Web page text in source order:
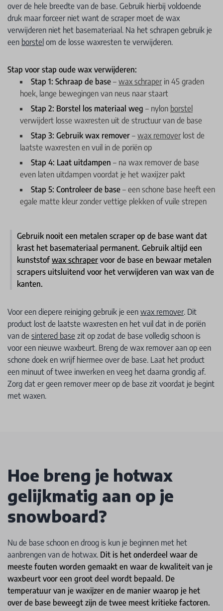
over de hele breedte van de base. Gebruik hierbij voldoende
druk maar forceer niet want de scraper moet de wax
verwijderen niet het basemateriaal. Na het schrapen gebruik je
een borstel om de losse waxresten te verwijderen.
Stap voor stap oude wax verwijderen:
Stap 1: Schraap de base – wax schraperin 45 graden
hoek, lange bewegingen van neus naar staart
Stap 2: Borstel los materiaal weg – nylon borstel
verwijdert losse waxresten uit de structuur van de base
Stap 3: Gebruik wax remover – wax removerlost de
laatste waxresten en vuil in de poriën op
Stap 4: Laat uitdampen – na wax remover de base
even laten uitdampen voordat je het waxijzer pakt
Stap 5: Controleer de base – een schone base heeft een
egale matte kleur zonder vettige plekken of vuile strepen
Gebruik nooit een metalen scraper op de base want dat
krast het basemateriaal permanent. Gebruik altijd een
kunststof wax schraper voor de base en bewaar metalen
scrapers uitsluitend voor het verwijderen van wax van de
kanten.
Voor een diepere reiniging gebruik je een wax remover. Dit
product lost de laatste waxresten en het vuil dat in de poriën
van de sintered base zit op zodat de base volledig schoon is
voor een nieuwe waxbeurt. Breng de wax remover aan op een
schone doek en wrijf hiermee over de base. Laat het product
een minuut of twee inwerken en veeg het daarna grondig af.
Zorg dat er geen remover meer op de base zit voordat je begint
met waxen.
Hoe breng je hotwax
gelijkmatig aan op je
snowboard?
Nu de base schoon en droog is kun je beginnen met het
aanbrengen van de hotwax. Dit is het onderdeel waar de
meeste fouten worden gemaakt en waar de kwaliteit van je
waxbeurt voor een groot deel wordt bepaald. De
temperatuur van je waxijzer en de manier waarop je het
over de base beweegt zijn de twee meest kritieke factoren.